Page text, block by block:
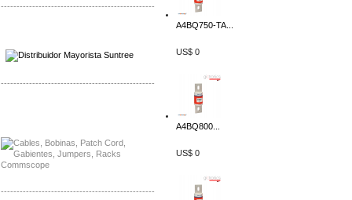
-------------------------------------------------
-------------------------------------------------
-------------------------------------------------
A4BQ750-TA...
US$ 0
A4BQ800...
US$ 0